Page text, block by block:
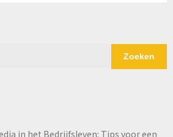
Zoeken
in het Bedrijfsleven: Tips voor een